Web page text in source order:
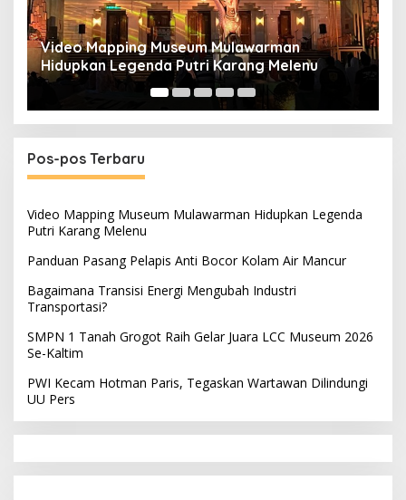
Video Mapping Museum Mulawarman
Hidupkan Legenda Putri Karang Melenu
Pos-pos Terbaru
Video Mapping Museum Mulawarman Hidupkan Legenda
Putri Karang Melenu
Panduan Pasang Pelapis Anti Bocor Kolam Air Mancur
Bagaimana Transisi Energi Mengubah Industri
Transportasi?
SMPN 1 Tanah Grogot Raih Gelar Juara LCC Museum 2026
Se-Kaltim
PWI Kecam Hotman Paris, Tegaskan Wartawan Dilindungi
UU Pers